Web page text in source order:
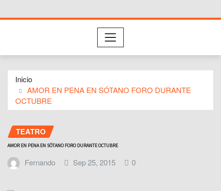
Inicio
AMOR EN PENA EN SÓTANO FORO DURANTE
OCTUBRE
TEATRO
AMOR EN PENA EN SÓTANO FORO DURANTE OCTUBRE
Fernando Sep 25, 2015 0